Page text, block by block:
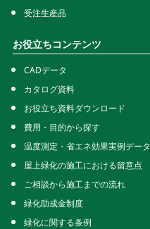
受注生産品
お役立ちコンテンツ
CADデータ
カタログ資料
お役立ち資料ダウンロード
費用・目的から探す
温度測定・省エネ効果実例データ
屋上緑化の施工における留意点
ご相談から施工までの流れ
緑化助成金制度
緑化に関する条例